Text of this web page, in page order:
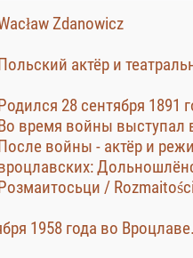
Zdanowicz
актёр и
28 сентября 1891
время войны выступал
войны - актёр и
/
1958 года во Вроцлаве.